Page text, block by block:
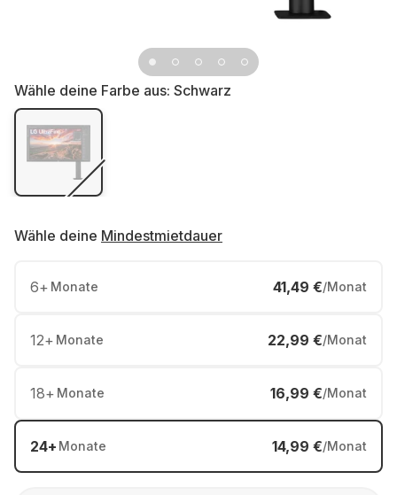
Wähle deine Farbe aus: Schwarz
Wähle deine Mindestmietdauer
6+ Monate 41,49 €/Monat
12+ Monate 22,99 €/Monat
18+ Monate 16,99 €/Monat
24+ Monate 14,99 €/Monat